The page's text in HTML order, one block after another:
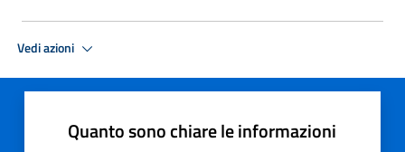
Vedi azioni
Quanto sono chiare le informazioni